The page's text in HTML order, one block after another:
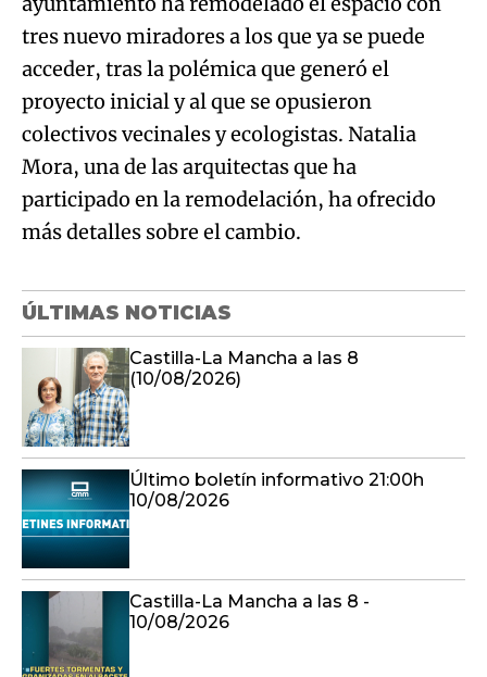
tres nuevo miradores a los que ya se puede
acceder, tras la polémica que generó el
proyecto inicial y al que se opusieron
colectivos vecinales y ecologistas. Natalia
Mora, una de las arquitectas que ha
participado en la remodelación, ha ofrecido
más detalles sobre el cambio.
ÚLTIMAS NOTICIAS
Castilla-La Mancha a las 8
(10/08/2026)
Último boletín informativo 21:00h
10/08/2026
Castilla-La Mancha a las 8 -
10/08/2026